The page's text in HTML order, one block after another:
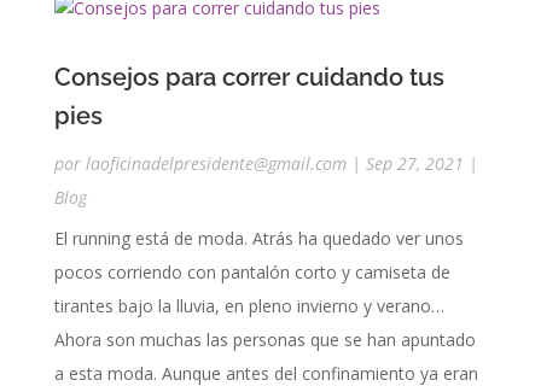
Consejos para correr cuidando tus
pies
por laoficinadelpresidente@gmail.com| Sep 27, 2021 |
Blog
El running está de moda. Atrás ha quedado ver unos
pocos corriendo con pantalón corto y camiseta de
tirantes bajo la lluvia, en pleno invierno y verano…
Ahora son muchas las personas que se han apuntado
a esta moda. Aunque antes del confinamiento ya eran